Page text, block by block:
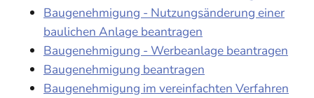
Baugenehmigung - Nutzungsänderung einer
baulichen Anlage beantragen
Baugenehmigung - Werbeanlage beantragen
Baugenehmigung beantragen
Baugenehmigung im vereinfachten Verfahren